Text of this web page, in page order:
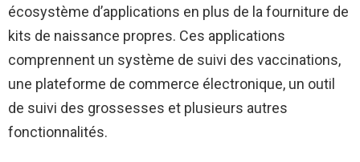
écosystème d’applications en plus de la fourniture de
kits de naissance propres. Ces applications
comprennent un système de suivi des vaccinations,
une plateforme de commerce électronique, un outil
de suivi des grossesses et plusieurs autres
fonctionnalités.